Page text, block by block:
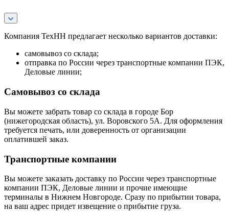
Компания ТехНН предлагает несколько вариантов доставки:
самовывоз со склада;
отправка по России через транспортные компании ПЭК,
Деловые линии;
Самовывоз со склада
Вы можете забрать товар со склада в городе Бор
(нижегородская область), ул. Воровского 5А. Для оформления
требуется печать, или доверенность от организации
оплатившей заказ.
Транспортные компании
Вы можете заказать доставку по России через транспортные
компании ПЭК, Деловые линии и прочие имеющие
терминалы в Нижнем Новгороде. Сразу по прибытии товара,
на ваш адрес придет извещение о прибытие груза.